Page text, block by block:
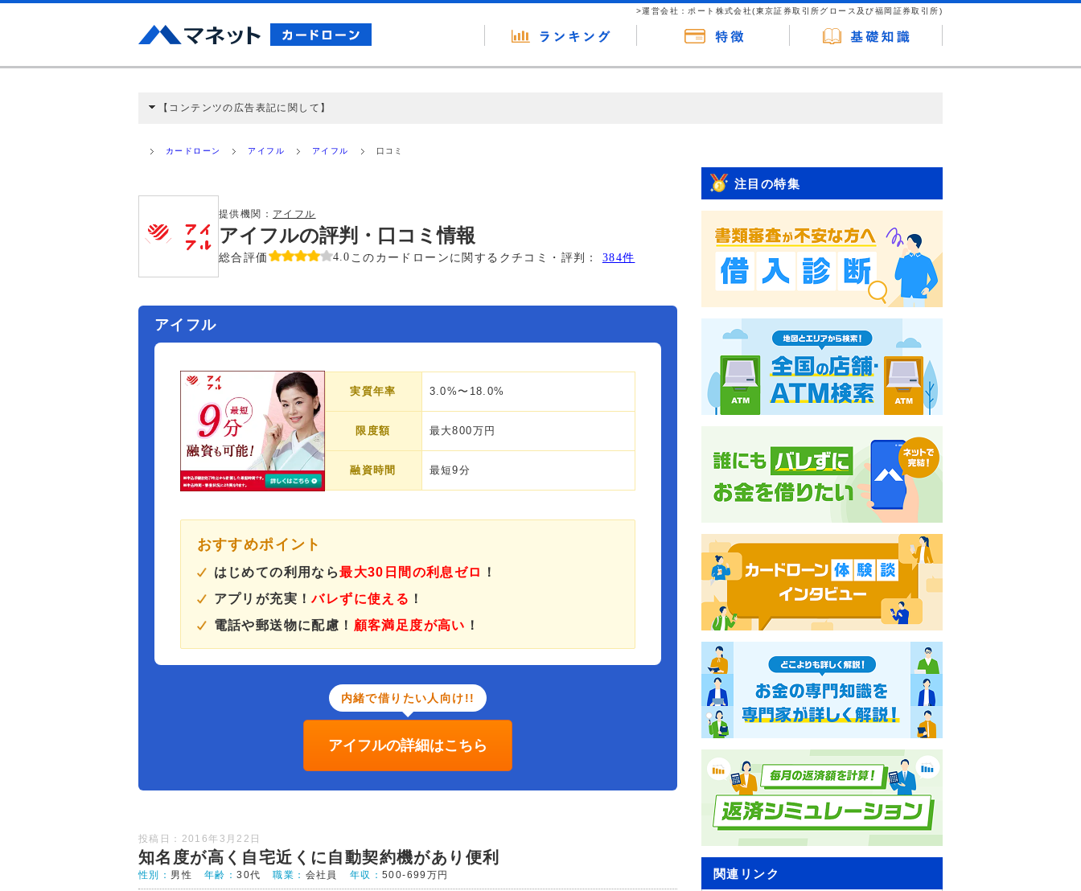
>運営会社：ポート株式会社(東京証券取引所グロース及び福岡証券取引所)
【コンテンツの広告表記に関して】
ミ収集などに基づき、公平性を担保した情報提供を行っています。
カードローン アイフル アイフル 口コミ
提供機関： アイフル
アイフルの評判・口コミ情報
総合評価 4.0 このカードローンに関するクチコミ・評判： 384件
アイフル
実質年率 3.0%〜18.0%
限度額 最大800万円
融資時間 最短9分
おすすめポイント
はじめての利用なら最大30日間の利息ゼロ
！
アプリが充実！バレずに使える ！
電話や郵送物に配慮！ 顧客満足度が高い ！
内緒で借りたい人向け!!
アイフルの詳細はこちら
投稿日：2016年3月22日
知名度が高く自宅近くに自動契約機があり便利
性別： 男性 年齢：30代 職業： 会社員 年収：500-699万円
注目の特集
関連リンク